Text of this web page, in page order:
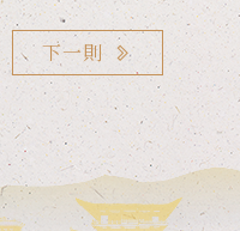
下一則